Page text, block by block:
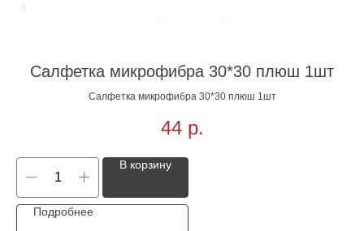
Салфетка микрофибра 30*30 плюш 1шт
Салфетка микрофибра 30*30 плюш 1шт
44 р.
В корзину
Подробнее